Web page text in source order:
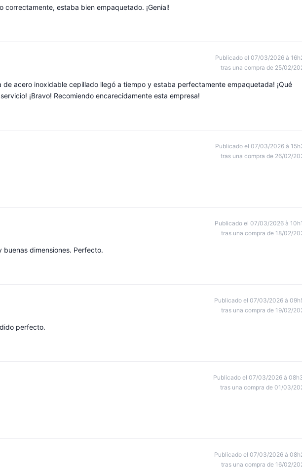
correctamente, estaba bien empaquetado. ¡Genial!
Publicado el 07/03/2026 à
tras una compra de 25/02/
de acero inoxidable cepillado llegó a tiempo y estaba perfectamente empaquetada! ¡Qué
¡Bravo! Recomiendo encarecidamente esta empresa!
Publicado el 07/03/2026 à
tras una compra de 26/02/
Publicado el 07/03/2026 à
tras una compra de 18/02/
dimensiones. Perfecto.
Publicado el 07/03/2026 à
tras una compra de 19/02/
perfecto.
Publicado el 07/03/2026 à
tras una compra de 01/03/
Publicado el 07/03/2026 à
tras una compra de 16/02/